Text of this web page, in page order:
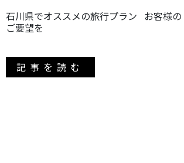
石川県でオススメの旅行プラン お客様の
ご要望を
記事を読む